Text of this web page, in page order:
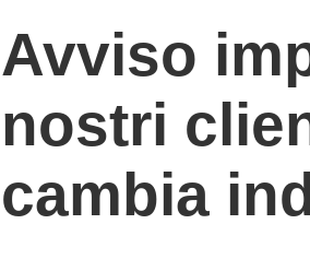
Avviso
nostri
cambia